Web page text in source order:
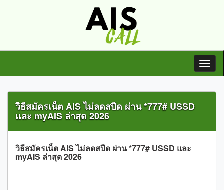
วิธีสมัครเน็ต AIS ไม่ลดสปีด ผ่าน *777# USSD
และ myAIS ล่าสุด 2026
วิธีสมัครเน็ต AIS ไม่ลดสปีด ผ่าน *777# USSD และ
myAIS ล่าสุด 2026